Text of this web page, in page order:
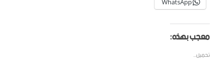
WhatsApp
معجب بهذه:
تحميل...